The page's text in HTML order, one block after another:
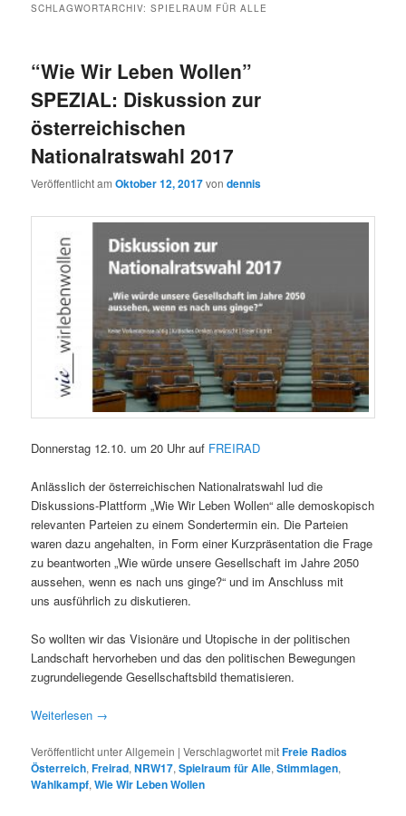
SCHLAGWORTARCHIV:SPIELRAUM FÜR ALLE
“Wie Wir Leben Wollen”
SPEZIAL: Diskussion zur
österreichischen
Nationalratswahl 2017
Veröffentlicht amOktober 12, 2017vondennis
Donnerstag 12.10. um 20 Uhr auf FREIRAD
Anlässlich der österreichischen Nationalratswahl lud die
Diskussions-Plattform „Wie Wir Leben Wollen“ alle demoskopisch
relevanten Parteien zu einem Sondertermin ein. Die Parteien
waren dazu angehalten, in Form einer Kurzpräsentation die Frage
zu beantworten „Wie würde unsere Gesellschaft im Jahre 2050
aussehen, wenn es nach uns ginge?“ und im Anschluss mit
uns ausführlich zu diskutieren.
So wollten wir das Visionäre und Utopische in der politischen
Landschaft hervorheben und das den politischen Bewegungen
zugrundeliegende Gesellschaftsbild thematisieren.
Weiterlesen →
Veröffentlicht unterAllgemein |Verschlagwortet mitFreie Radios
Österreich,Freirad,NRW17,Spielraum für Alle,Stimmlagen,
Wahlkampf,Wie Wir Leben Wollen